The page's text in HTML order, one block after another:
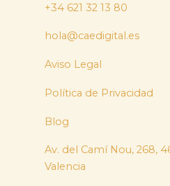
+34 621 32 13 80
hola@caedigital.es
Aviso Legal
Política de Privacidad
Blog
Av. del Camí Nou, 268,
Valencia